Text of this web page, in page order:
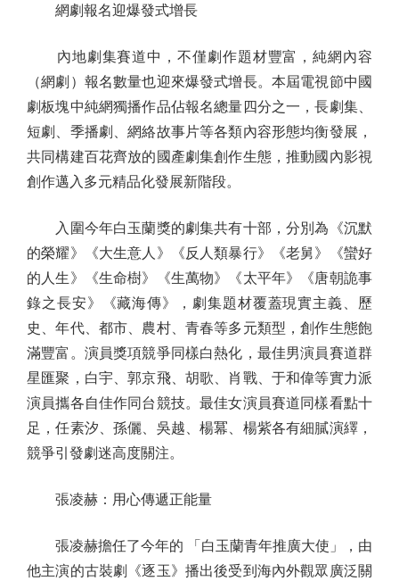
網劇報名迎爆發式增長
內地劇集賽道中，不僅劇作題材豐富，純網內容
（網劇）報名數量也迎來爆發式增長。本屆電視節中國
劇板塊中純網獨播作品佔報名總量四分之一，長劇集、
短劇、季播劇、網絡故事片等各類內容形態均衡發展，
共同構建百花齊放的國產劇集創作生態，推動國內影視
創作邁入多元精品化發展新階段。
入圍今年白玉蘭獎的劇集共有十部，分別為《沉默
的榮耀》《大生意人》《反人類暴行》《老舅》《蠻好
的人生》《生命樹》《生萬物》《太平年》《唐朝詭事
錄之長安》《藏海傳》，劇集題材覆蓋現實主義、歷
史、年代、都市、農村、青春等多元類型，創作生態飽
滿豐富。演員獎項競爭同樣白熱化，最佳男演員賽道群
星匯聚，白宇、郭京飛、胡歌、肖戰、于和偉等實力派
演員攜各自佳作同台競技。最佳女演員賽道同樣看點十
足，任素汐、孫儷、吳越、楊冪、楊紫各有細膩演繹，
競爭引發劇迷高度關注。
張凌赫：用心傳遞正能量
張凌赫擔任了今年的 「白玉蘭青年推廣大使」，由
他主演的古裝劇《逐玉》播出後受到海內外觀眾廣泛關